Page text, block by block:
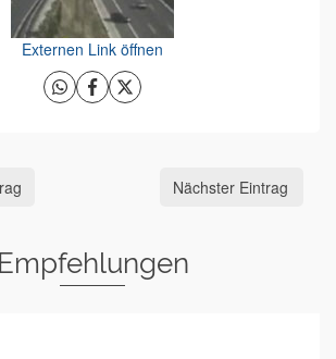
Externen Link öffnen
Nächster Eintrag
Empfehlungen